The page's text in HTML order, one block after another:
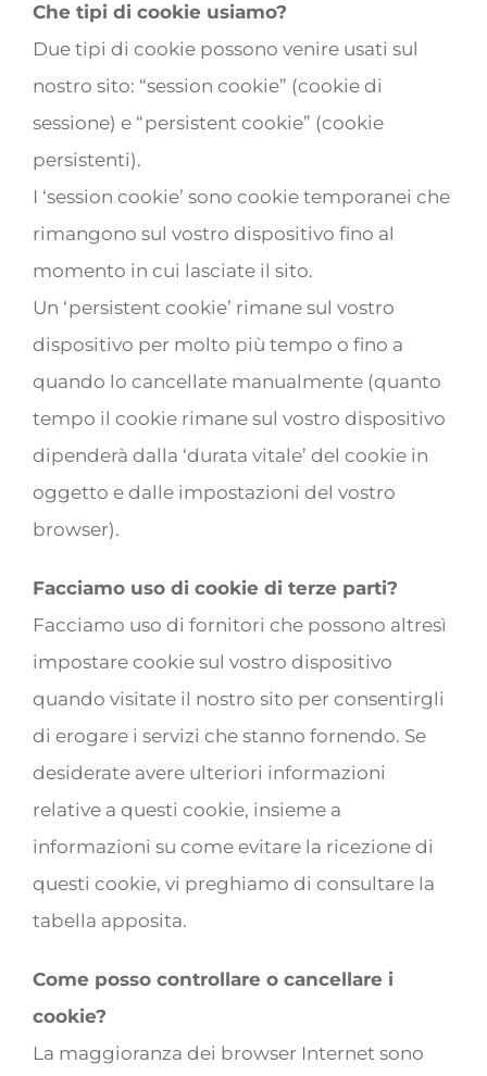
Che tipi di cookie usiamo?
Due tipi di cookie possono venire usati sul
nostro sito: “session cookie” (cookie di
sessione) e “persistent cookie” (cookie
persistenti).
I ‘session cookie’ sono cookie temporanei che
rimangono sul vostro dispositivo fino al
momento in cui lasciate il sito.
Un ‘persistent cookie’ rimane sul vostro
dispositivo per molto più tempo o fino a
quando lo cancellate manualmente (quanto
tempo il cookie rimane sul vostro dispositivo
dipenderà dalla ‘durata vitale’ del cookie in
oggetto e dalle impostazioni del vostro
browser).
Facciamo uso di cookie di terze parti?
Facciamo uso di fornitori che possono altresì
impostare cookie sul vostro dispositivo
quando visitate il nostro sito per consentirgli
di erogare i servizi che stanno fornendo. Se
desiderate avere ulteriori informazioni
relative a questi cookie, insieme a
informazioni su come evitare la ricezione di
questi cookie, vi preghiamo di consultare la
tabella apposita.
Come posso controllare o cancellare i
cookie?
La maggioranza dei browser Internet sono